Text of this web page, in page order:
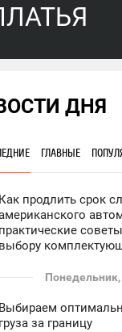
ДНЯ
ГЛАВНЫЕ
Как продлить срок
практические
выбору
Выбираем
груза за границу